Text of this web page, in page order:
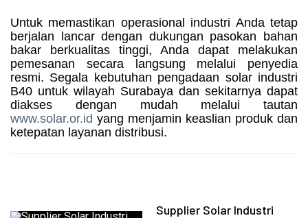
Untuk memastikan operasional industri Anda tetap
berjalan lancar dengan dukungan pasokan bahan
bakar berkualitas tinggi, Anda dapat melakukan
pemesanan secara langsung melalui penyedia
resmi. Segala kebutuhan pengadaan solar industri
B40 untuk wilayah Surabaya dan sekitarnya dapat
diakses dengan mudah melalui tautan
www.solar.or.id yang menjamin keaslian produk dan
ketepatan layanan distribusi.
Supplier Solar Industri